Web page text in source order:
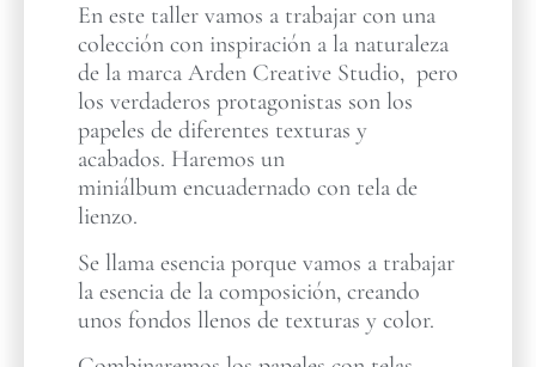
En este taller vamos a trabajar con una
colección con inspiración a la naturaleza
de la marca Arden Creative Studio, pero
los verdaderos protagonistas son los
papeles de diferentes texturas y
acabados. Haremos un
miniálbum encuadernado con tela de
lienzo.
Se llama esencia porque vamos a trabajar
la esencia de la composición, creando
unos fondos llenos de texturas y color.